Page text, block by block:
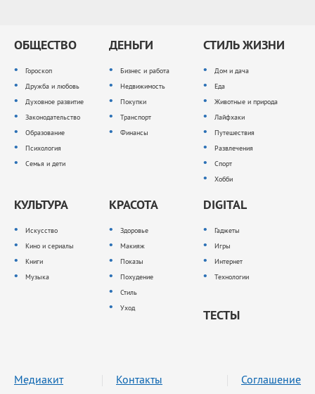
ОБЩЕСТВО
Гороскоп
Дружба и любовь
Духовное развитие
Законодательство
Образование
Психология
Семья и дети
ДЕНЬГИ
Бизнес и работа
Недвижимость
Покупки
Транспорт
Финансы
СТИЛЬ ЖИЗНИ
Дом и дача
Еда
Животные и природа
Лайфхаки
Путешествия
Развлечения
Спорт
Хобби
КУЛЬТУРА
Искусство
Кино и сериалы
Книги
Музыка
КРАСОТА
Здоровье
Макияж
Показы
Похудение
Стиль
Уход
DIGITAL
Гаджеты
Игры
Интернет
Технологии
ТЕСТЫ
Медиакит Контакты Соглашение